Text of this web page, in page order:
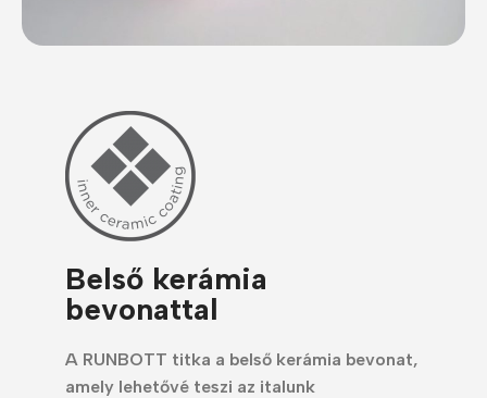
Belső kerámia
bevonattal
A RUNBOTT titka a belső kerámia bevonat,
amely lehetővé teszi az italunk